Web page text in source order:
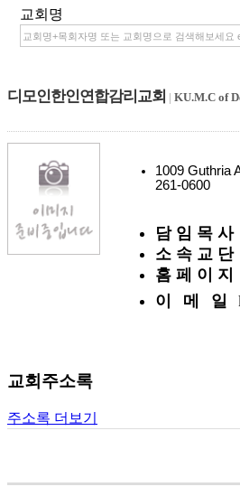
교회명
디모인한인연합감리교회 | KU.M.C of
1009 Guthria
261-0600
담 임 목 사
소 속 교 단
홈 페 이 지
이 메 일
교회주소록
주소록 더보기